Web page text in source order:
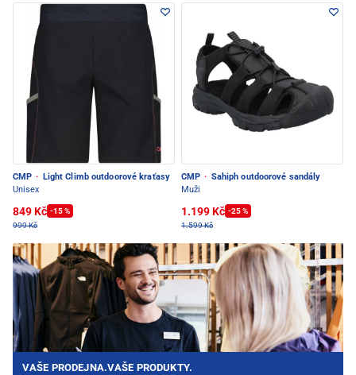
CMP · Light Climb outdoorové kraťasy
Unisex
849 Kč -15 %
999 Kč
CMP · Sahiph outdoorové sandály
Muži
1.199 Kč -25 %
1.599 Kč
VAŠE PRODEJNA.VAŠE PRODUKTY.